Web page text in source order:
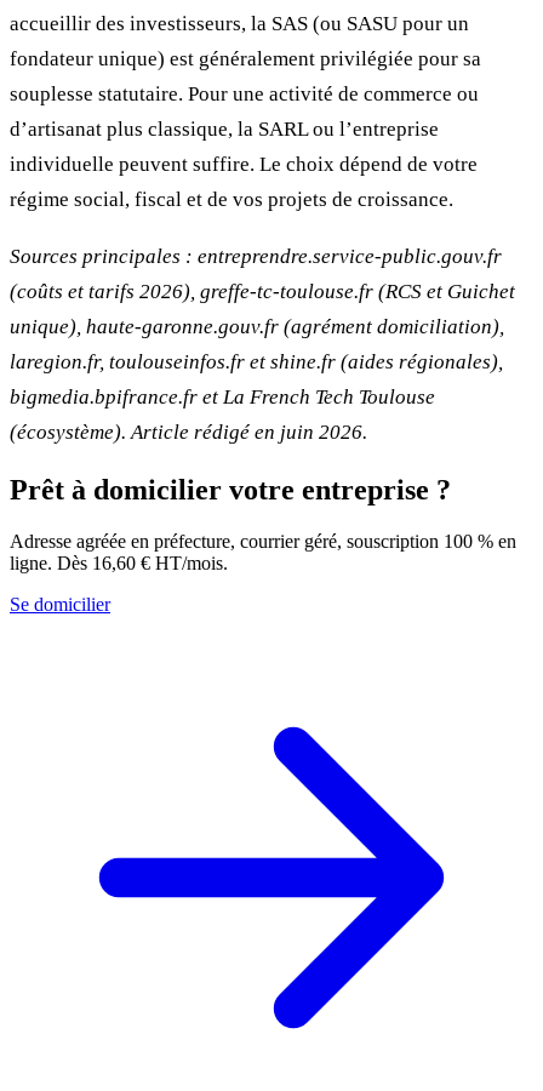
accueillir des investisseurs, la SAS (ou SASU pour un
fondateur unique) est généralement privilégiée pour sa
souplesse statutaire. Pour une activité de commerce ou
d’artisanat plus classique, la SARL ou l’entreprise
individuelle peuvent suffire. Le choix dépend de votre
régime social, fiscal et de vos projets de croissance.
Sources principales : entreprendre.service-public.gouv.fr
(coûts et tarifs 2026), greffe-tc-toulouse.fr (RCS et Guichet
unique), haute-garonne.gouv.fr (agrément domiciliation),
laregion.fr, toulouseinfos.fr et shine.fr (aides régionales),
bigmedia.bpifrance.fr et La French Tech Toulouse
(écosystème). Article rédigé en juin 2026.
Prêt à domicilier votre entreprise ?
Adresse agréée en préfecture, courrier géré, souscription 100 % en
ligne. Dès 16,60 € HT/mois.
Se domicilier